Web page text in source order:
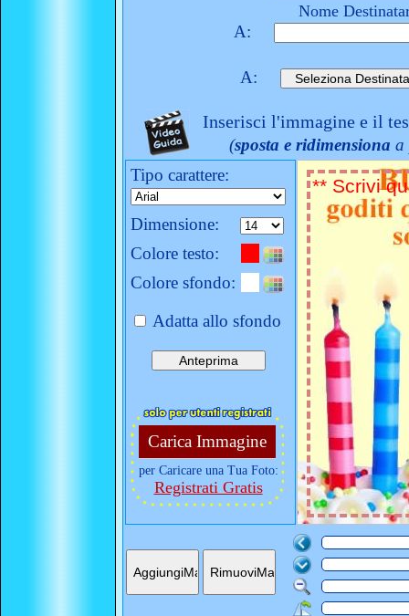
Nome
A:
A:
Inserisci l'immagine e il
(sposta e ridimensiona a
Tipo carattere:
Dimensione:
Colore testo:
Colore sfondo:
Adatta allo sfondo
Carica Immagine
per Caricare una Tua Foto:
Registrati Gratis